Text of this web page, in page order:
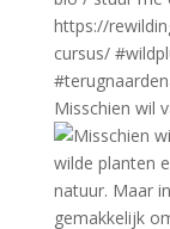
Misschien wil